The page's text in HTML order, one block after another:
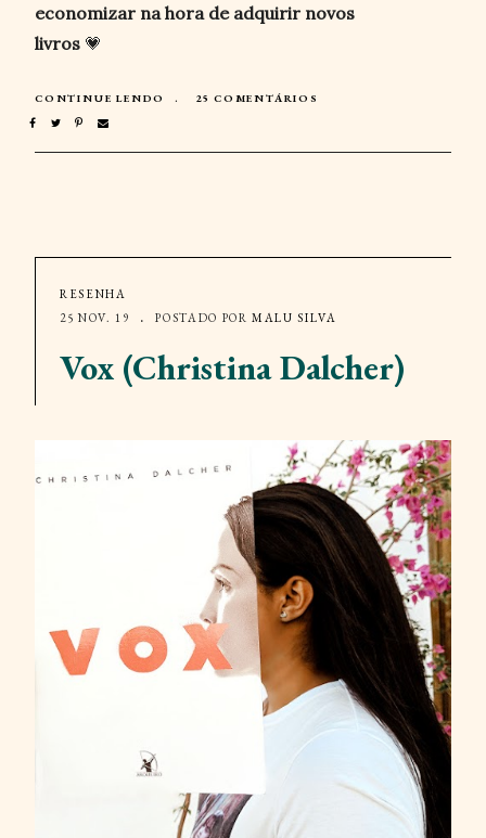
economizar na hora de adquirir novos
livros 💗
CONTINUE LENDO 25 COMENTÁRIOS
RESENHA
25 NOV. 19
POSTADO PORMALU SILVA
Vox (Christina Dalcher)